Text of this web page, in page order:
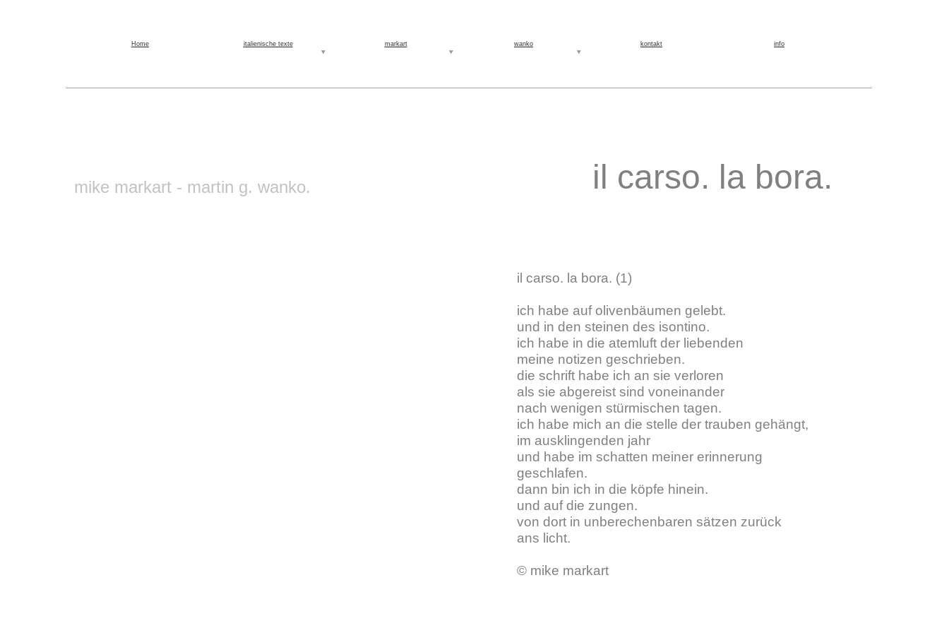
Home italienische texte markart wanko kontakt info
il carso. la bora.
mike markart - martin g. wanko.
il carso. la bora. (1)
ich habe auf olivenbäumen gelebt.
und in den steinen des isontino.
ich habe in die atemluft der liebenden
meine notizen geschrieben.
die schrift habe ich an sie verloren
als sie abgereist sind voneinander
nach wenigen stürmischen tagen.
ich habe mich an die stelle der trauben gehängt,
im ausklingenden jahr
und habe im schatten meiner erinnerung
geschlafen.
dann bin ich in die köpfe hinein.
und auf die zungen.
von dort in unberechenbaren sätzen zurück
ans licht.
© mike markart